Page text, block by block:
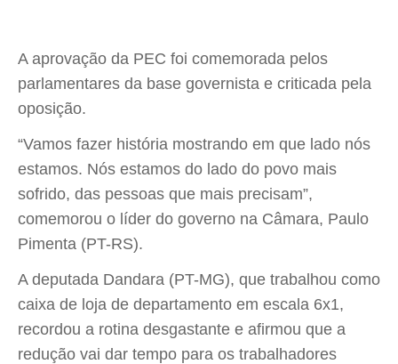
A aprovação da PEC foi comemorada pelos
parlamentares da base governista e criticada pela
oposição.
“Vamos fazer história mostrando em que lado nós
estamos. Nós estamos do lado do povo mais
sofrido, das pessoas que mais precisam”,
comemorou o líder do governo na Câmara, Paulo
Pimenta (PT-RS).
A deputada Dandara (PT-MG), que trabalhou como
caixa de loja de departamento em escala 6x1,
recordou a rotina desgastante e afirmou que a
redução vai dar tempo para os trabalhadores